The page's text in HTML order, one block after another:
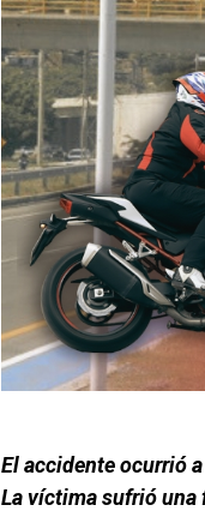
El accidente ocurrió
La víctima sufrió una